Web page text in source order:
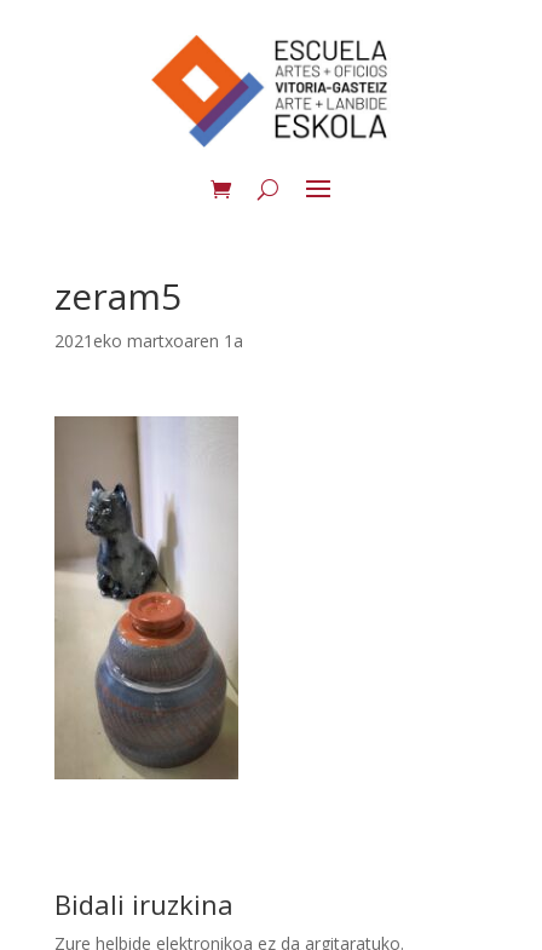
zeram5
2021eko martxoaren 1a
Bidali iruzkina
Zure helbide elektronikoa ez da argitaratuko.